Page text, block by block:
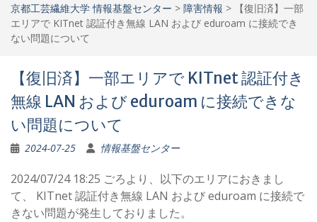
京都工芸繊維大学 情報基盤センター > 障害情報 >
【復旧済】一部
エリアで KITnet 認証付き無線 LAN および eduroam に接続でき
ない問題について
【復旧済】一部エリアで KITnet 認証付き
無線 LAN および eduroam に接続できな
い問題について
2024-07-25 情報基盤センター
2024/07/24 18:25 ごろより、以下のエリアにおきまし
て、 KITnet 認証付き無線 LAN および eduroam に接続で
きない問題が発生しておりました。